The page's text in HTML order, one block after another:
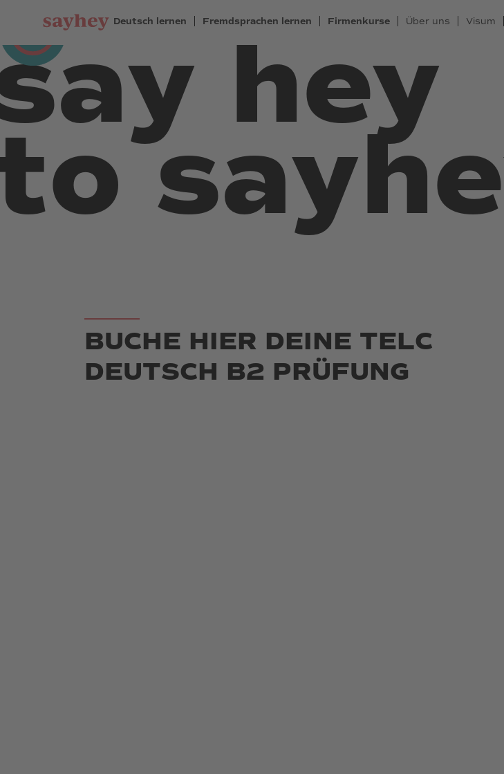
Deutsch lernen Fremdsprachen lernen Firmenkurse Über uns Visum
hey
BUCHE HIER DEINE TELC
DEUTSCH B2 PRÜFUNG